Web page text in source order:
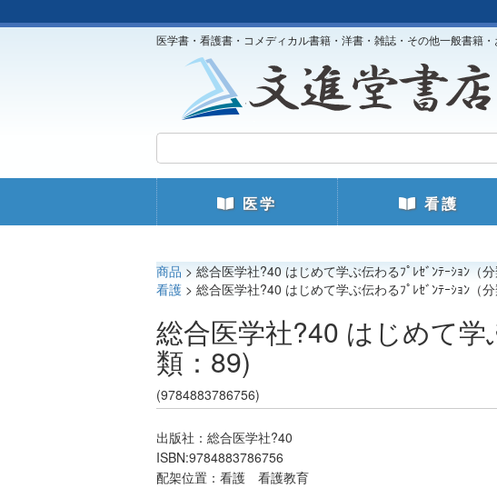
医学書・看護書・コメディカル書籍・洋書・雑誌・その他一般書籍
医学 看護
商品 > 総合医学社?40 はじめて学ぶ伝わるﾌﾟﾚｾﾞﾝﾃｰｼｮﾝ（
看護 > 総合医学社?40 はじめて学ぶ伝わるﾌﾟﾚｾﾞﾝﾃｰｼｮﾝ（
総合医学社?40 はじめて学
類：89)
(9784883786756)
出版社：総合医学社?40
ISBN:9784883786756
配架位置：看護 看護教育